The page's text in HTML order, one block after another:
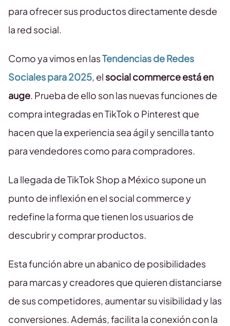
para ofrecer sus productos directamente desde
la red social.
Como ya vimos en lasTendencias de Redes
Sociales para 2025, el social commerce está en
auge. Prueba de ello son las nuevas funciones de
compra integradas en TikTok o Pinterest que
hacen que la experiencia sea ágil y sencilla tanto
para vendedores como para compradores.
La llegada de TikTok Shop a México supone un
punto de inflexión en el social commerce y
redefine la forma que tienen los usuarios de
descubrir y comprar productos.
Esta función abre un abanico de posibilidades
para marcas y creadores que quieren distanciarse
de sus competidores, aumentar su visibilidad y las
conversiones. Además, facilita la conexión con la